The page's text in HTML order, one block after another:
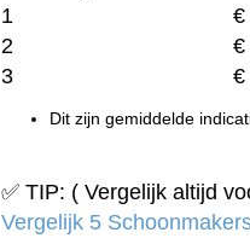
1
€
2
€
3
€
Dit zijn gemiddelde
✅ TIP: ( Vergelijk altijd
Vergelijk 5